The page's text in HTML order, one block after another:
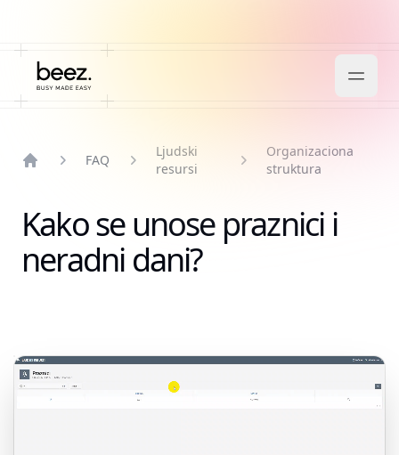
FAQ
Ljudski
resursi
Organizaciona
struktura
Kako se unose praznici i
neradni dani?